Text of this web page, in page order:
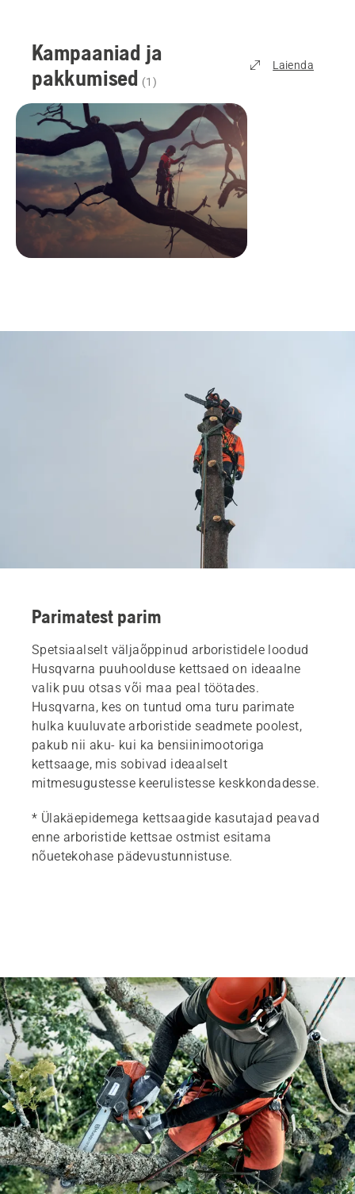
Kampaaniad ja
pakkumised (1 )
Laienda
Parimatest parim
Spetsiaalselt väljaõppinud arboristidele loodud
Husqvarna puuhoolduse kettsaed on ideaalne
valik puu otsas või maa peal töötades.
Husqvarna, kes on tuntud oma turu parimate
hulka kuuluvate arboristide seadmete poolest,
pakub nii aku- kui ka bensiinimootoriga
kettsaage, mis sobivad ideaalselt
mitmesugustesse keerulistesse keskkondadesse.
* Ülakäepidemega kettsaagide kasutajad peavad
enne arboristide kettsae ostmist esitama
nõuetekohase pädevustunnistuse.